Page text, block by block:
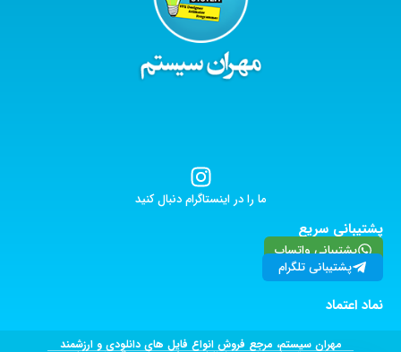
ما را در اینستاگرام دنبال کنید
پشتیبانی سریع
پشتیبانی واتساپ
پشتیبانی تلگرام
نماد اعتماد
مهران سیستم، مرجع فروش انواع فایل های دانلودی و ارزشمند